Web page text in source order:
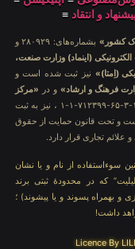
و انتقاد ≡
کشور»
بشماره‌های: ۲۸۰۹۲۹ و
(اینماد) وزارت صنعت،
(اِمتا)» نیز ثبت شده است و
فرهنگ و ارشاد» و در «مرکز
بشماره شامَد: ۱-۳-۶۵-۷۱۲۳۹۹-۱-۱ ، نیز به ثبت
و تحت قانون حمایت از حقوق
علائم تجاری قرار دارد.
سوءاستفاده از نام و یا نشان
که در محدودهٔ ثبتی برند
و بهمراه پسوند و یا پیشوند) ؛
داشت!
Licence By